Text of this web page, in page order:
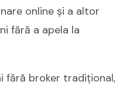
online și a altor
fără a apela la
fără broker tradițional,